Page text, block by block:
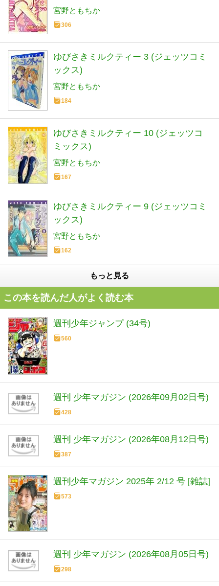
宮野ともちか
306
ゆびさきミルクティー 3 (ジェッツコミ
ックス)
宮野ともちか
184
ゆびさきミルクティー 10 (ジェッツコ
ミックス)
宮野ともちか
167
ゆびさきミルクティー 9 (ジェッツコミ
ックス)
宮野ともちか
162
もっと見る
この本を読んだ人がよく読む本
週刊少年ジャンプ (34号)
560
週刊 少年マガジン (2026年09月02日号)
428
週刊 少年マガジン (2026年08月12日号)
387
週刊少年マガジン 2025年 2/12 号 [雑誌]
573
週刊 少年マガジン (2026年08月05日号)
298